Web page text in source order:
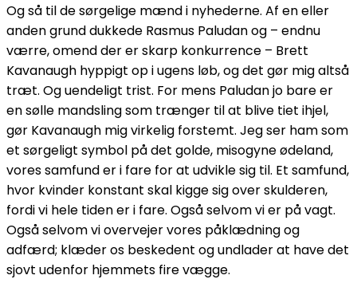
Og så til de sørgelige mænd i nyhederne. Af en eller
anden grund dukkede Rasmus Paludan og – endnu
værre, omend der er skarp konkurrence – Brett
Kavanaugh hyppigt op i ugens løb, og det gør mig altså
træt. Og uendeligt trist. For mens Paludan jo bare er
en sølle mandsling som trænger til at blive tiet ihjel,
gør Kavanaugh mig virkelig forstemt. Jeg ser ham som
et sørgeligt symbol på det golde, misogyne ødeland,
vores samfund er i fare for at udvikle sig til. Et samfund,
hvor kvinder konstant skal kigge sig over skulderen,
fordi vi hele tiden er i fare. Også selvom vi er på vagt.
Også selvom vi overvejer vores påklædning og
adfærd; klæder os beskedent og undlader at have det
sjovt udenfor hjemmets fire vægge.